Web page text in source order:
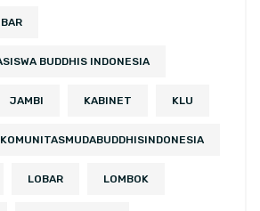
BUDDHIS INDONESIA
JAMBI KABINET KLU
KOMUNITASMUDABUDDHISINDONESIA
LOBAR LOMBOK